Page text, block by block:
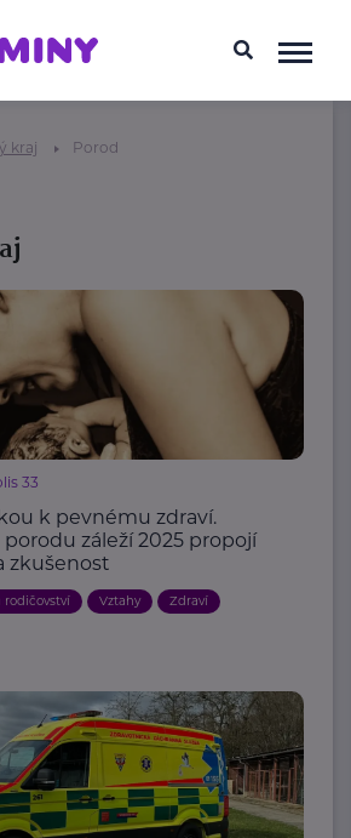
kraj Porod
33
k pevnému zdraví.
porodu záleží 2025 propojí
zkušenost
rodičovství Vztahy Zdraví